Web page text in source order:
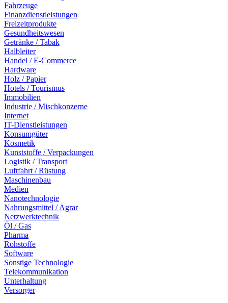
Fahrzeuge
Finanzdienstleistungen
Freizeitprodukte
Gesundheitswesen
Getränke / Tabak
Halbleiter
Handel / E-Commerce
Hardware
Holz / Papier
Hotels / Tourismus
Immobilien
Industrie / Mischkonzerne
Internet
IT-Dienstleistungen
Konsumgüter
Kosmetik
Kunststoffe / Verpackungen
Logistik / Transport
Luftfahrt / Rüstung
Maschinenbau
Medien
Nanotechnologie
Nahrungsmittel / Agrar
Netzwerktechnik
Öl / Gas
Pharma
Rohstoffe
Software
Sonstige Technologie
Telekommunikation
Unterhaltung
Versorger